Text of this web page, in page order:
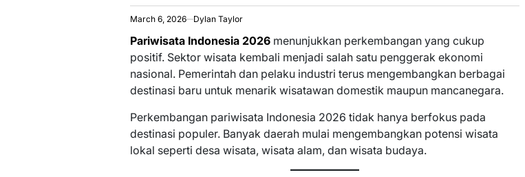
March 6, 2026 Dylan Taylor
Pariwisata Indonesia 2026menunjukkan perkembangan yang cukup
positif. Sektor wisata kembali menjadi salah satu penggerak ekonomi
nasional. Pemerintah dan pelaku industri terus mengembangkan berbagai
destinasi baru untuk menarik wisatawan domestik maupun mancanegara.
Perkembangan pariwisata Indonesia 2026 tidak hanya berfokus pada
destinasi populer. Banyak daerah mulai mengembangkan potensi wisata
lokal seperti desa wisata, wisata alam, dan wisata budaya.